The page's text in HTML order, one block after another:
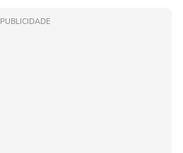
PUBLICIDADE